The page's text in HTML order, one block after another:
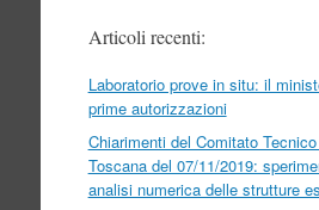
Articoli recenti:
Laboratorio prove in situ: il
prime autorizzazioni
Chiarimenti del Comitato
Toscana del 07/11/2019:
analisi numerica delle strutture